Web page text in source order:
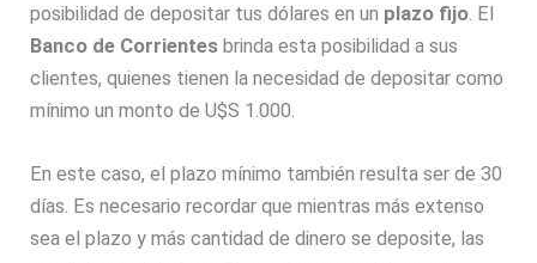
posibilidad de depositar tus dólares en un plazo fijo . El
Banco de Corrientes brinda esta posibilidad a sus
clientes, quienes tienen la necesidad de depositar como
mínimo un monto de U$S 1.000.
En este caso, el plazo mínimo también resulta ser de 30
días. Es necesario recordar que mientras más extenso
sea el plazo y más cantidad de dinero se deposite, las